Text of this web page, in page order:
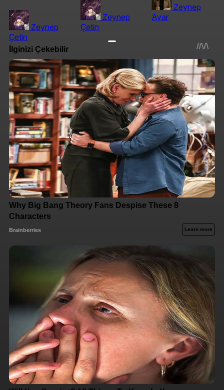
Zeynep
Çetin
Zeynep
Çetin
Zeynep
Ayar